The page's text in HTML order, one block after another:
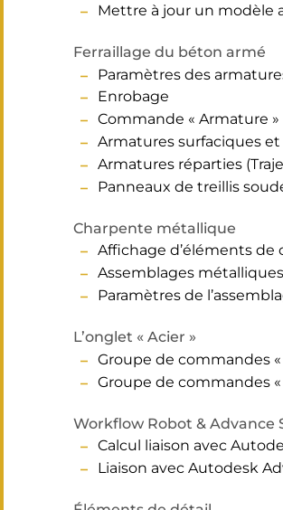
Mettre à jour un modèle
Ferraillage du béton armé
Paramètres des
Enrobage
Commande « Armature »
Armatures surfaciques et
Armatures réparties
Panneaux de treillis
Charpente métallique
Affichage d’éléments de
Assemblages métalliques
Paramètres de
L’onglet « Acier »
Groupe de commandes
Groupe de commandes
Workflow Robot & Advance
Calcul liaison avec
Liaison avec Autodesk